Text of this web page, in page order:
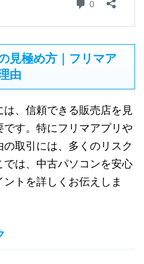
見極め方｜フリマア
由
、信頼できる販売店を見
す。特にフリマアプリや
取引には、多くのリスク
は、中古パソコンを安心
トを詳しくお伝えしま